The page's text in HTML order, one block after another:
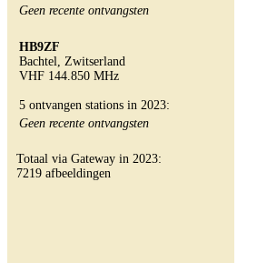
Geen recente ontvangsten
HB9ZF
Bachtel, Zwitserland
VHF 144.850 MHz
5 ontvangen stations in 2023:
Geen recente ontvangsten
Totaal via Gateway in 2023:
7219 afbeeldingen